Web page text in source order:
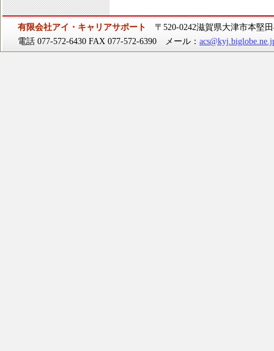
有限会社アイ・キャリアサポート
〒520-0242滋賀県大津市本堅
電話 077-572-6430 FAX 077-572-6390 メール：